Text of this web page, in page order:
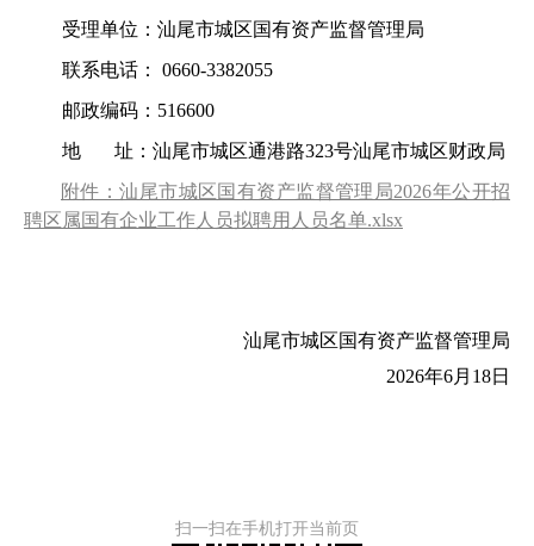
受理单位：汕尾市城区国有资产监督管理局
联系电话： 0660-3382055
邮政编码：516600
地 址：汕尾市城区通港路323号汕尾市城区财政局
附件：汕尾市城区国有资产监督管理局2026年公开招
聘区属国有企业工作人员拟聘用人员名单.xlsx
汕尾市城区国有资产监督管理局
2026年6月18日
扫一扫在手机打开当前页